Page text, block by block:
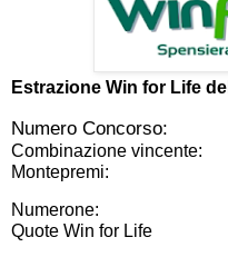
Estrazione Win for Life del
Numero Concorso:
Combinazione vincente:
Montepremi:
Numerone:
Quote Win for Life